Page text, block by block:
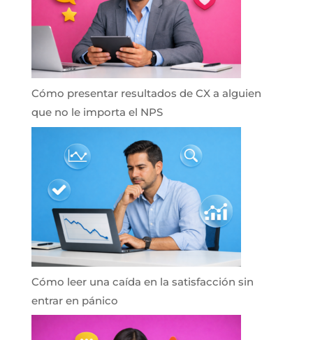
Cómo presentar resultados de CX a alguien
que no le importa el NPS
Cómo leer una caída en la satisfacción sin
entrar en pánico